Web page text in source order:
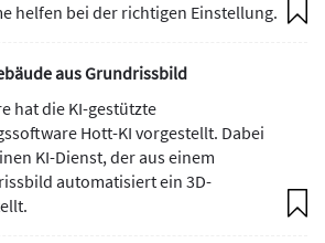
helfen bei der richtigen Einstellung.
aus Grundrissbild
hat die KI-gestützte
Hott-KI vorgestellt. Dabei
KI-Dienst, der aus einem
automatisiert ein 3D-